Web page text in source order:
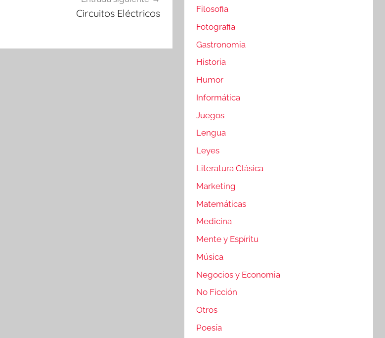
Circuitos Eléctricos
Filosofia
Fotografia
Gastronomia
Historia
Humor
Informática
Juegos
Lengua
Leyes
Literatura Clásica
Marketing
Matemáticas
Medicina
Mente y Espíritu
Música
Negocios y Economia
No Ficción
Otros
Poesía